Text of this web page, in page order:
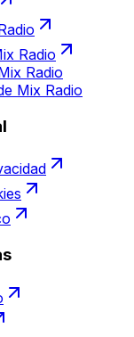
Radio
Radio
Mix Radio